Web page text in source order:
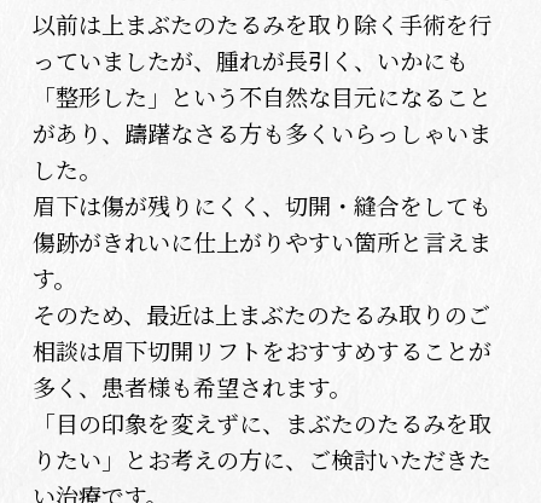
以前は上まぶたのたるみを取り除く手術を行
っていましたが、腫れが長引く、いかにも
「整形した」という不自然な目元になること
があり、躊躇なさる方も多くいらっしゃいま
した。
眉下は傷が残りにくく、切開・縫合をしても
傷跡がきれいに仕上がりやすい箇所と言えま
す。
そのため、最近は上まぶたのたるみ取りのご
相談は眉下切開リフトをおすすめすることが
多く、患者様も希望されます。
「目の印象を変えずに、まぶたのたるみを取
りたい」とお考えの方に、ご検討いただきた
い治療です。